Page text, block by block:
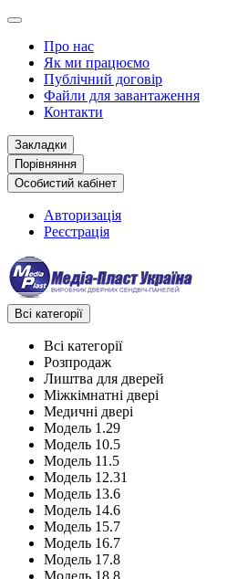
Про нас
Як ми працюємо
Публічний договір
Файли для завантаження
Контакти
Закладки
Порівняння
Особистий кабінет
Авторизація
Реєстрація
Всі категорії
Всі категорії
Розпродаж
Лиштва для дверей
Міжкімнатні двері
Медичні двері
Модель 1.29
Модель 10.5
Модель 11.5
Модель 12.31
Модель 13.6
Модель 14.6
Модель 15.7
Модель 16.7
Модель 17.8
Модель 18.8